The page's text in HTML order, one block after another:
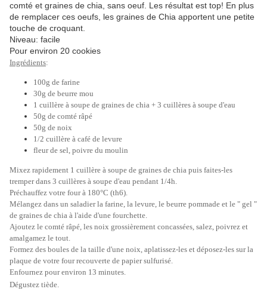
comté et graines de chia, sans oeuf. Les résultat est top! En plus
de remplacer ces oeufs, les graines de Chia apportent une petite
touche de croquant.
Niveau: facile
Pour environ 20 cookies
Ingrédients:
100g de farine
30g de beurre mou
1 cuillère à soupe de graines de chia + 3 cuillères à soupe d'eau
50g de comté râpé
50g de noix
1/2 cuillère à café de levure
fleur de sel, poivre du moulin
Mixez rapidement 1 cuillère à soupe de graines de chia puis faites-les
tremper dans 3 cuillères à soupe d'eau pendant 1/4h.
Préchauffez votre four à 180°C (th6).
Mélangez dans un saladier la farine, la levure, le beurre pommade et le " gel "
de graines de chia à l'aide d'une fourchette.
Ajoutez le comté râpé, les noix grossièrement concassées, salez, poivrez et
amalgamez le tout.
Formez des boules de la taille d'une noix, aplatissez-les et déposez-les sur la
plaque de votre four recouverte de papier sulfurisé.
Enfournez pour environ 13 minutes.
Dégustez tiède.